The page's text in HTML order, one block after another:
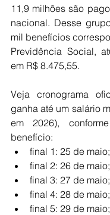
11,9 milhões são
nacional. Desse
mil benefícios
Previdência Social,
em R$ 8.475,55.
Veja cronograma
ganha até um salário
em 2026),
benefício:
final 1: 25 de maio;
final 2: 26 de maio;
final 3: 27 de maio;
final 4: 28 de maio;
final 5: 29 de maio;